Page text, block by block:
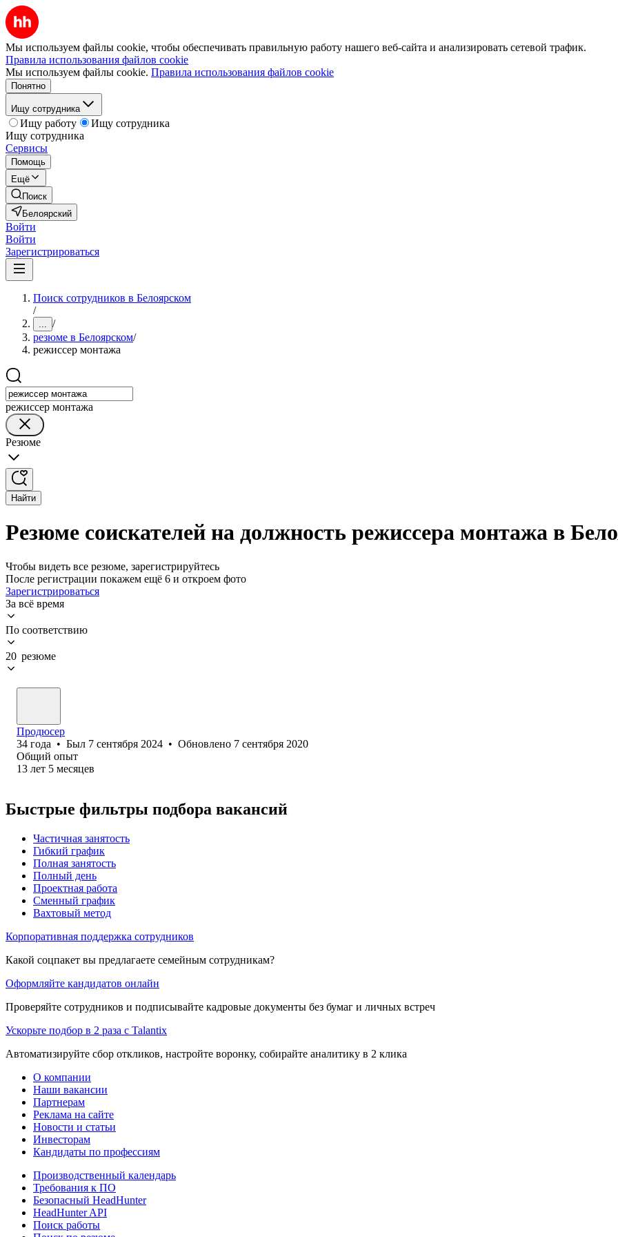
Мы используем файлы cookie, чтобы обеспечивать правильную работу нашего веб-сайта и анализировать сетевой трафик.
Правила использования файлов cookie
Мы используем файлы cookie. Правила использования файлов cookie
Понятно
Ищу сотрудника
Ищу работу
Ищу сотрудника
Ищу сотрудника
Сервисы
Помощь
Ещё
Поиск
Белоярский
Войти
Войти
Зарегистрироваться
Поиск сотрудников в Белоярском
/
... /
резюме в Белоярском/
режиссер монтажа
режиссер монтажа
Резюме
Найти
Резюме соискателей на должность режиссера монтажа в
Чтобы видеть все резюме, зарегистрируйтесь
После регистрации покажем ещё 6 и откроем фото
Зарегистрироваться
За всё время
По соответствию
20 резюме
Продюсер
34 года • Был 7 сентября 2024 • Обновлено 7 сентября 2020
Общий опыт
13 лет 5 месяцев
Быстрые фильтры подбора вакансий
Частичная занятость
Гибкий график
Полная занятость
Полный день
Проектная работа
Сменный график
Вахтовый метод
Корпоративная поддержка сотрудников
Какой соцпакет вы предлагаете семейным сотрудникам?
Оформляйте кандидатов онлайн
Проверяйте сотрудников и подписывайте кадровые документы без бумаг и личных встреч
Ускорьте подбор в 2 раза с Talantix
Автоматизируйте сбор откликов, настройте воронку, собирайте аналитику в 2 клика
О компании
Наши вакансии
Партнерам
Реклама на сайте
Новости и статьи
Инвесторам
Кандидаты по профессиям
Производственный календарь
Требования к ПО
Безопасный HeadHunter
HeadHunter API
Поиск работы